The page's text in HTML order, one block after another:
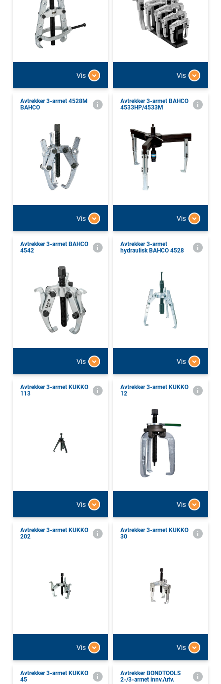
Vis Vis
Avtrekker 3-armet 4528M
BAHCO
Vis
Avtrekker 3-armet BAHCO
4533HP/4533M
Vis
Avtrekker 3-armet BAHCO
4542
Vis
Avtrekker 3-armet
hydraulisk BAHCO 4528
Vis
Avtrekker 3-armet KUKKO
113
Vis
Avtrekker 3-armet KUKKO
12
Vis
Avtrekker 3-armet KUKKO
202
Vis
Avtrekker 3-armet KUKKO
30
Vis
Avtrekker 3-armet KUKKO
45
Avtrekker BONDTOOLS
2-/3-armet innv./utv.